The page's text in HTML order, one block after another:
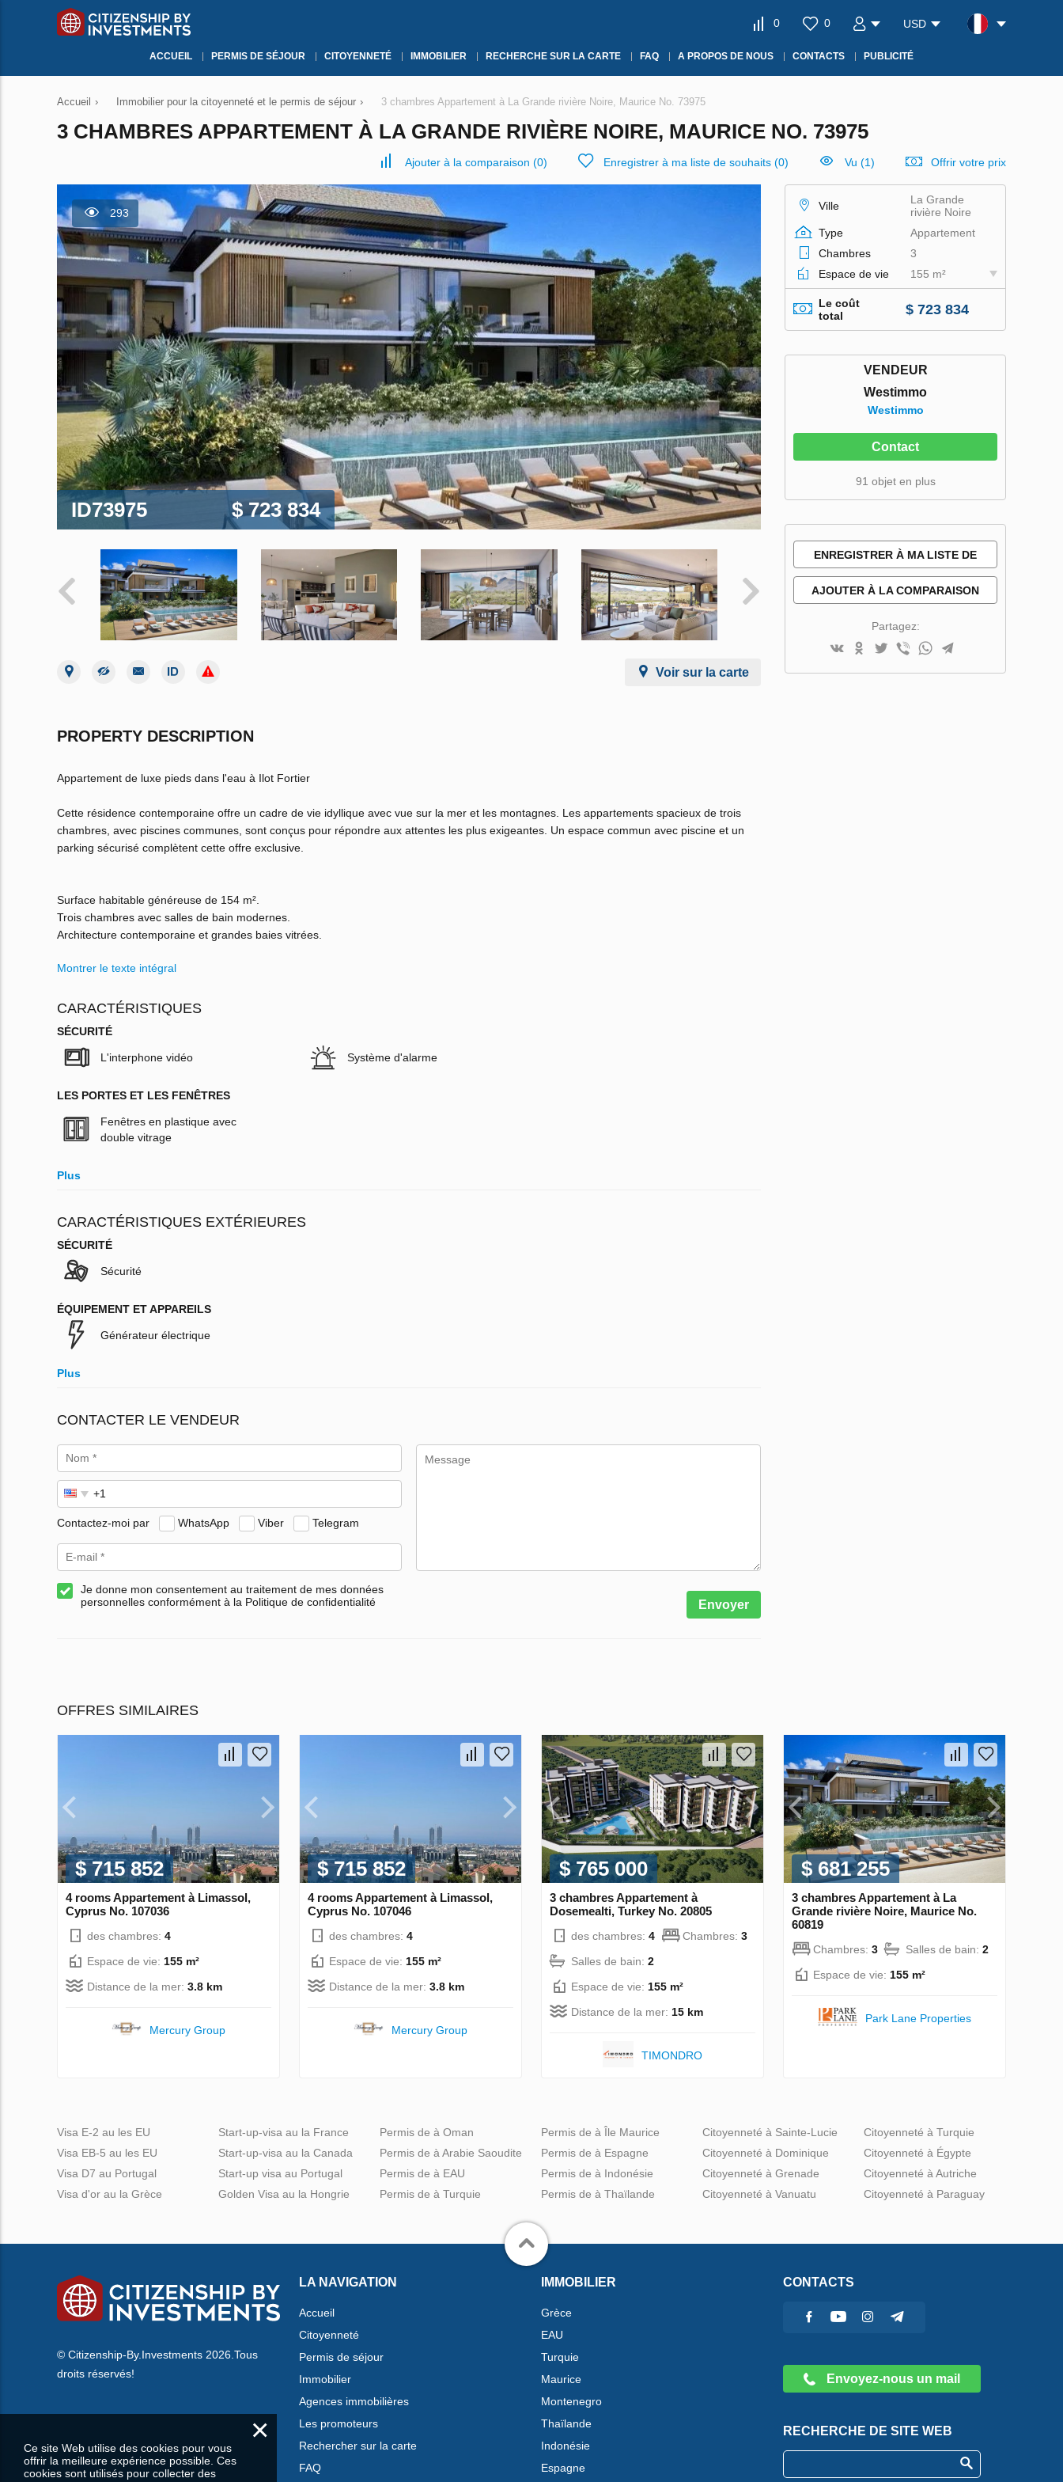
0 0 USD
ACCUEIL PERMIS DE SÉJOUR CITOYENNETÉ IMMOBILIER RECHERCHE SUR LA CARTE FAQ A PROPOS DE NOUS CONTACTS PUBLICITÉ
Accueil › Immobilier pour la citoyenneté et le permis de séjour › 3 chambres Appartement à La Grande rivière Noire, Maurice No. 73975
3 CHAMBRES APPARTEMENT À LA GRANDE RIVIÈRE NOIRE, MAURICE NO. 73975
Ajouter à la comparaison (0) Enregistrer à ma liste de souhaits (0) Vu (1) Offrir votre prix
293
ID73975 $ 723 834
Voir sur la carte
PROPERTY DESCRIPTION
Appartement de luxe pieds dans l'eau à Ilot Fortier
Cette résidence contemporaine offre un cadre de vie idyllique avec vue sur la mer et les montagnes. Les appartements spacieux de trois
chambres, avec piscines communes, sont conçus pour répondre aux attentes les plus exigeantes. Un espace commun avec piscine et un
parking sécurisé complètent cette offre exclusive.
Surface habitable généreuse de 154 m².
Trois chambres avec salles de bain modernes.
Architecture contemporaine et grandes baies vitrées.
Montrer le texte intégral
CARACTÉRISTIQUES
SÉCURITÉ
L'interphone vidéo Système d'alarme
LES PORTES ET LES FENÊTRES
Fenêtres en plastique avec
double vitrage
Plus
CARACTÉRISTIQUES EXTÉRIEURES
SÉCURITÉ
Sécurité
ÉQUIPEMENT ET APPAREILS
Générateur électrique
Plus
CONTACTER LE VENDEUR
Contactez-moi par WhatsApp Viber Telegram
Je donne mon consentement au traitement de mes données
personnelles conformément à la Politique de confidentialité
Envoyer
Ville
La Grande
rivière Noire
Type
Appartement
Chambres
3
Espace de vie
155 m²
Le coût
total
$ 723 834
VENDEUR
Westimmo
Westimmo
Contact
91 objet en plus
ENREGISTRER À MA LISTE DE
SOUHAITS
AJOUTER À LA COMPARAISON
Partagez:
OFFRES SIMILAIRES
$ 715 852
4 rooms Appartement à Limassol,
Cyprus No. 107036
des chambres: 4
Espace de vie: 155 m²
Distance de la mer: 3.8 km
Mercury Group
$ 715 852
4 rooms Appartement à Limassol,
Cyprus No. 107046
des chambres: 4
Espace de vie: 155 m²
Distance de la mer: 3.8 km
Mercury Group
$ 765 000
3 chambres Appartement à
Dosemealti, Turkey No. 20805
des chambres: 4 Chambres: 3
Salles de bain: 2
Espace de vie: 155 m²
Distance de la mer: 15 km
TIMONDRO
$ 681 255
3 chambres Appartement à La
Grande rivière Noire, Maurice No.
60819
Chambres: 3 Salles de bain: 2
Espace de vie: 155 m²
Park Lane Properties
Visa E-2 au les EU
Visa EB-5 au les EU
Visa D7 au Portugal
Visa d'or au la Grèce
Start-up-visa au la France
Start-up-visa au la Canada
Start-up visa au Portugal
Golden Visa au la Hongrie
Permis de à Oman
Permis de à Arabie Saoudite
Permis de à EAU
Permis de à Turquie
Permis de à Île Maurice
Permis de à Espagne
Permis de à Indonésie
Permis de à Thaïlande
Citoyenneté à Sainte-Lucie
Citoyenneté à Dominique
Citoyenneté à Grenade
Citoyenneté à Vanuatu
Citoyenneté à Turquie
Citoyenneté à Égypte
Citoyenneté à Autriche
Citoyenneté à Paraguay
© Citizenship-By.Investments 2026.Tous
droits réservés!
LA NAVIGATION
Accueil
Citoyenneté
Permis de séjour
Immobilier
Agences immobilières
Les promoteurs
Rechercher sur la carte
FAQ
IMMOBILIER
Grèce
EAU
Turquie
Maurice
Montenegro
Thaïlande
Indonésie
Espagne
CONTACTS
Envoyez-nous un mail
RECHERCHE DE SITE WEB
×
Ce site Web utilise des cookies pour vous
offrir la meilleure expérience possible. Ces
cookies sont utilisés pour collecter des